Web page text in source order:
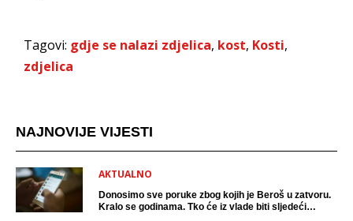
Tagovi: gdje se nalazi zdjelica, kost, Kosti,
zdjelica
NAJNOVIJE VIJESTI
AKTUALNO
Donosimo sve poruke zbog kojih je Beroš u zatvoru.
Kralo se godinama. Tko će iz vlade biti sljedeći